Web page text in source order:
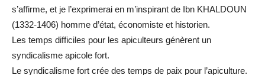
s’affirme, et je l’exprimerai en m’inspirant de Ibn KHALDOUN
(1332-1406) homme d’état, économiste et historien.
Les temps difficiles pour les apiculteurs génèrent un
syndicalisme apicole fort.
Le syndicalisme fort crée des temps de paix pour l’apiculture.